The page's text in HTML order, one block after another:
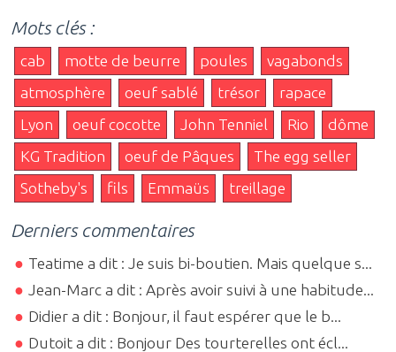
Mots clés :
cab motte de beurre poules
vagabonds
atmosphère
oeuf sablé trésor
rapace
Lyon
oeuf cocotte John Tenniel Rio
dôme
KG Tradition
oeuf de Pâques
The egg seller
Sotheby's
fils Emmaüs treillage
Derniers commentaires
Teatime a dit : Je suis bi-boutien. Mais quelque s...
Jean-Marc a dit : Après avoir suivi à une habitude...
Didier a dit : Bonjour, il faut espérer que le b...
Dutoit a dit : Bonjour Des tourterelles ont écl...